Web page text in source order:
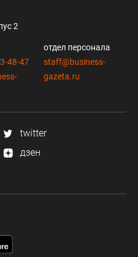
2
48-47
отдел персонала
staff@business-
gazeta.ru
twitter
дзен